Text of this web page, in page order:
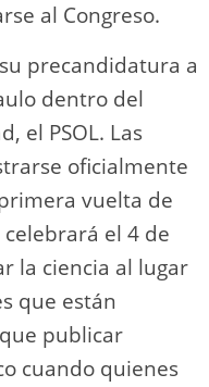
al Congreso.
precandidatura a
dentro del
el PSOL. Las
oficialmente
vuelta de
el 4 de
la ciencia al lugar
que están
publicar
cuando quienes